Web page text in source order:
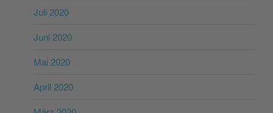
Juli 2020
Juni 2020
Mai 2020
April 2020